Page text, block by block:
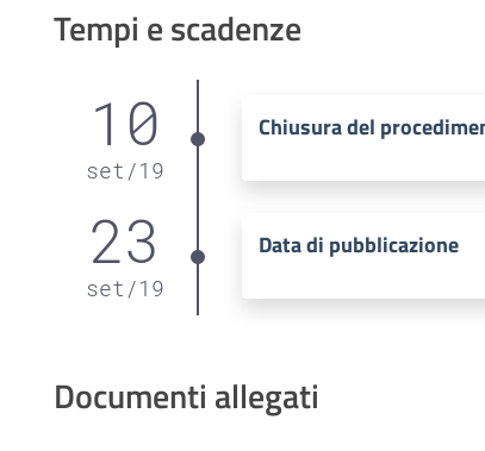
Tempi e scadenze
10
set /19
Chiusura del
23
set /19
Data di pubblicazione
Documenti allegati